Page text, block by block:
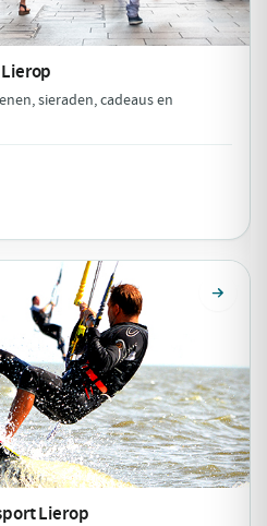
Lierop
sieraden, cadeaus en
Lierop